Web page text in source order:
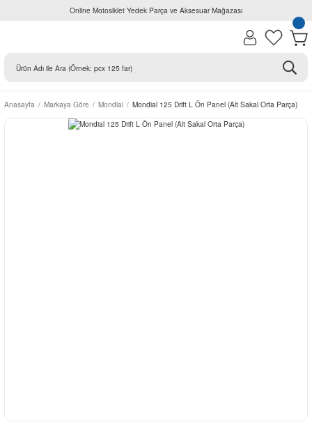
Online Motosiklet Yedek Parça ve Aksesuar Mağazası
Anasayfa Markaya Göre Mondial Mondial 125 Drift L Ön Panel (Alt Sakal Orta Parça)